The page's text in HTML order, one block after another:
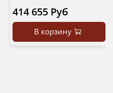
414 655 Руб
В корзину